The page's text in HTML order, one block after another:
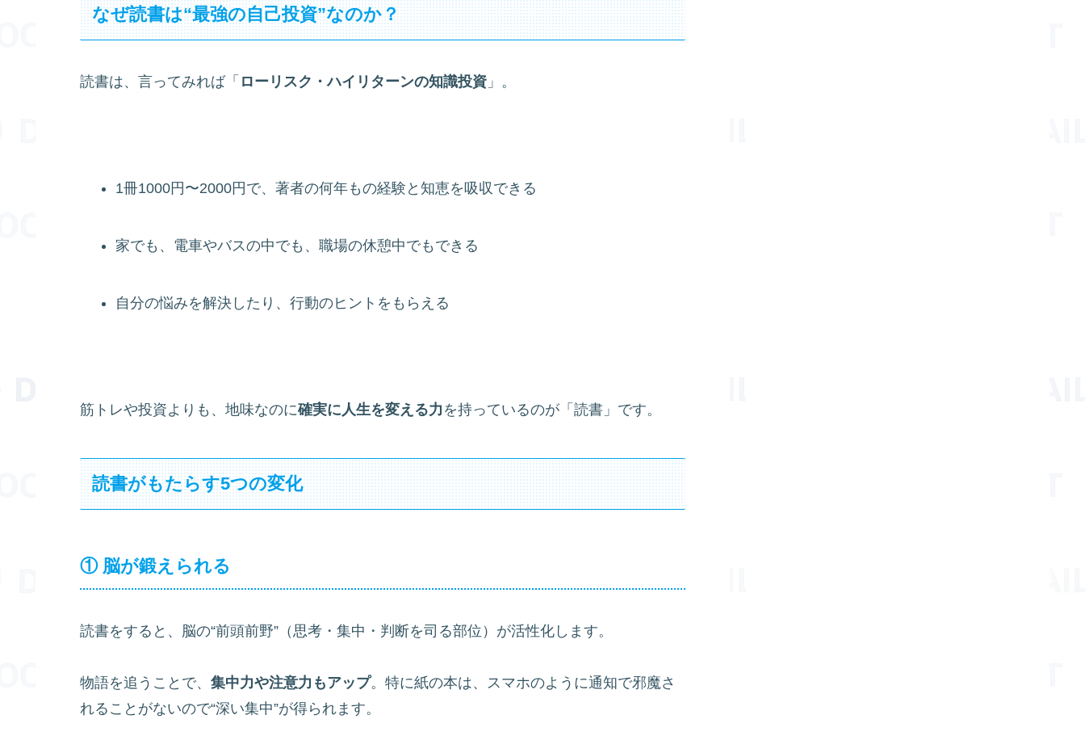
なぜ読書は“最強の自己投資”なのか？
読書は、言ってみれば「 ローリスク・ハイリターンの知識投資 」。
1冊1000円〜2000円で、著者の何年もの経験と知恵を吸収できる
家でも、電車やバスの中でも、職場の休憩中でもできる
自分の悩みを解決したり、行動のヒントをもらえる
筋トレや投資よりも、地味なのに確実に人生を変える力 を持っているのが「読書」です。
読書がもたらす5つの変化
① 脳が鍛えられる
読書をすると、脳の“前頭前野”（思考・集中・判断を司る部位）が活性化します。
物語を追うことで、 集中力や注意力もアップ。特に紙の本は、スマホのように通知で邪魔さ
れることがないので“深い集中”が得られます。